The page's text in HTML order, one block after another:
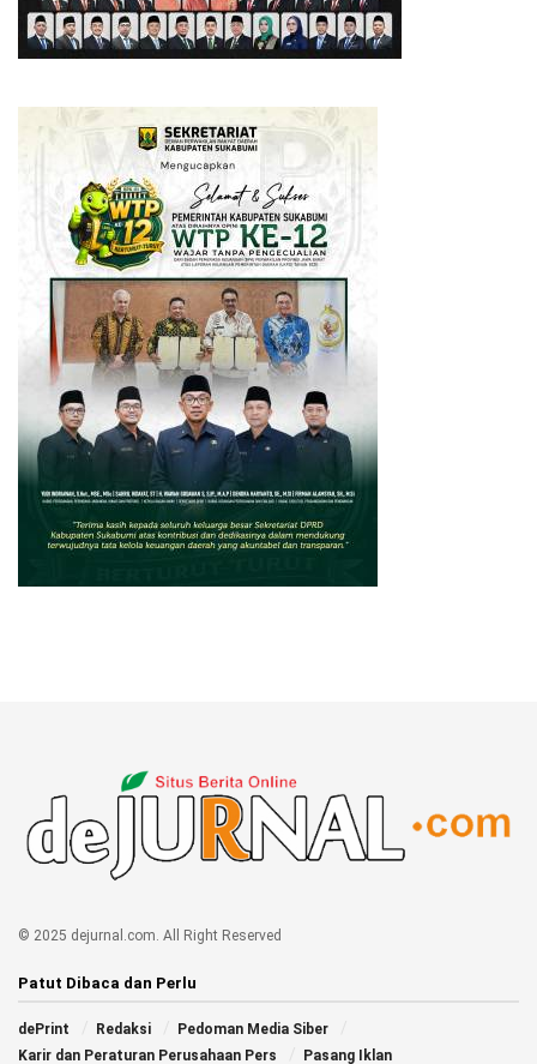
© 2025 dejurnal.com. All Right Reserved
Patut Dibaca dan Perlu
dePrint Redaksi
Pedoman Media Siber
Karir dan Peraturan Perusahaan Pers
Pasang Iklan